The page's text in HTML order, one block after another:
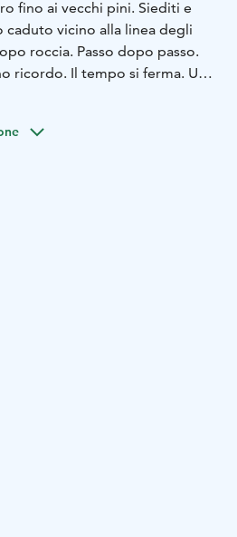
fino ai vecchi pini. Siediti e
vicino alla linea degli
roccia. Passo dopo passo.
ricordo. Il tempo si ferma. Un